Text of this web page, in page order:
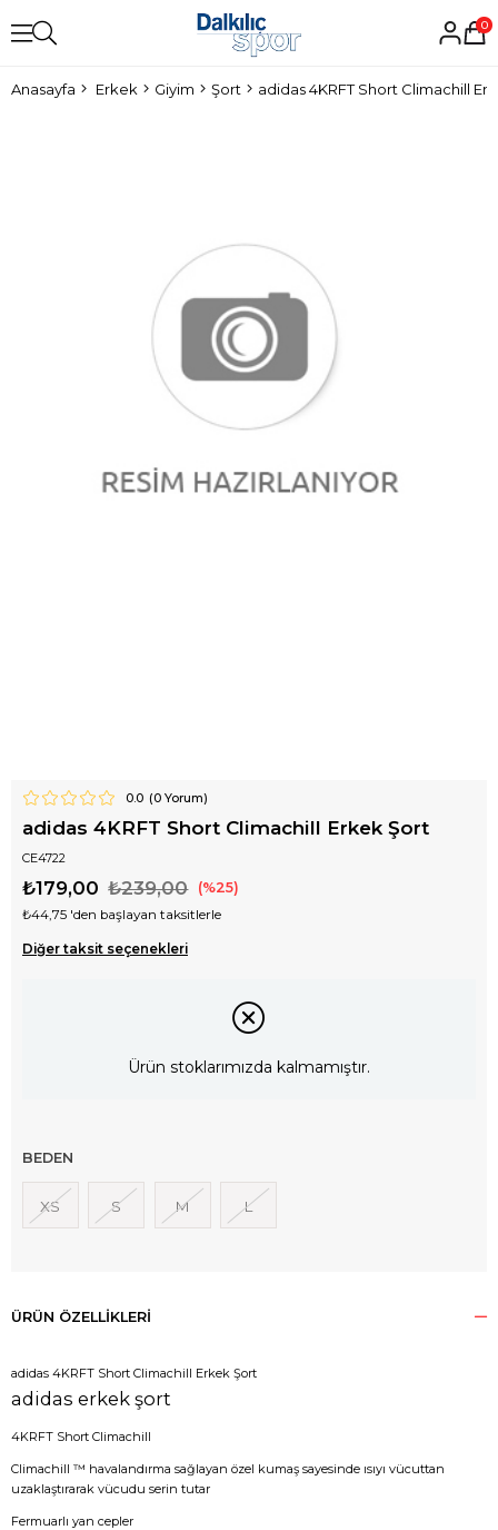
0
Anasayfa Erkek Giyim Şort adidas 4KRFT Short Climachill
0.0 (0Yorum)
adidas 4KRFT Short Climachill Erkek Şort
CE4722
₺239,00
₺179,00 25
₺44,75 'den başlayan taksitlerle
Diğer taksit seçenekleri
Ürün stoklarımızda kalmamıştır.
BEDEN
XS S M L
ÜRÜN ÖZELLIKLERI
adidas 4KRFT Short Climachill Erkek Şort
adidas erkek şort
4KRFT Short Climachill
Climachill ™ havalandırma sağlayan özel kumaş sayesinde ısıyı vücuttan
uzaklaştırarak vücudu serin tutar
Fermuarlı yan cepler